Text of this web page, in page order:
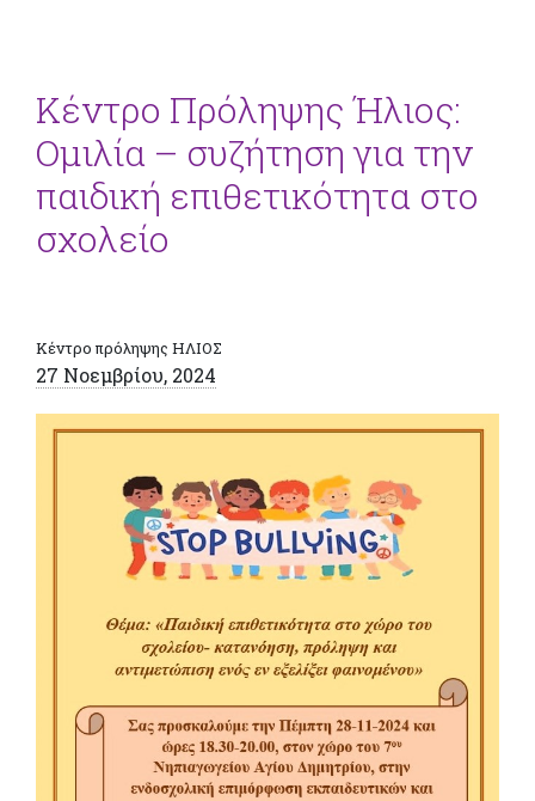
Κέντρο Πρόληψης Ήλιος:
Ομιλία – συζήτηση για την
παιδική επιθετικότητα στο
σχολείο
Κέντρο πρόληψης ΗΛΙΟΣ
27 Νοεμβρίου, 2024